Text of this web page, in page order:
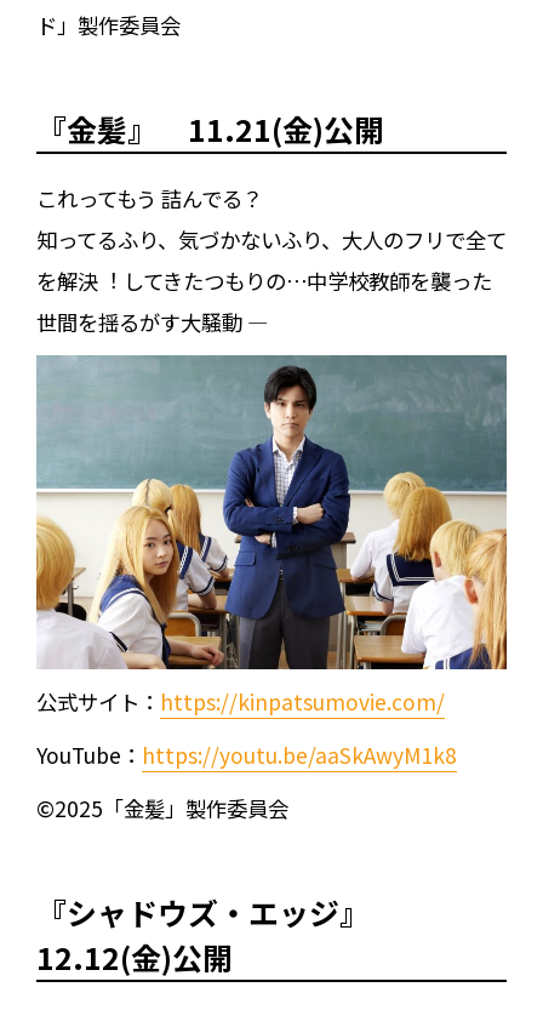
ド」製作委員会
『金髪』 11.21(金)公開
これってもう 詰んでる？
知ってるふり、気づかないふり、⼤⼈のフリで全て
を解決︕ してきたつもりの⋯中学校教師を襲った
世間を揺るがす⼤騒動 ―
公式サイト： https://kinpatsumovie.com/
YouTube： https://youtu.be/aaSkAwyM1k8
©2025「金髪」製作委員会
『シャドウズ・エッジ』
12.12(金)公開